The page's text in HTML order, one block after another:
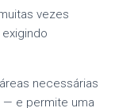
vezes
necessárias
e permite uma